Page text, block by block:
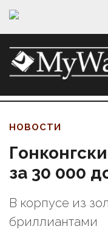
НОВОСТИ
за 30 000
В корпусе из
бриллиантами